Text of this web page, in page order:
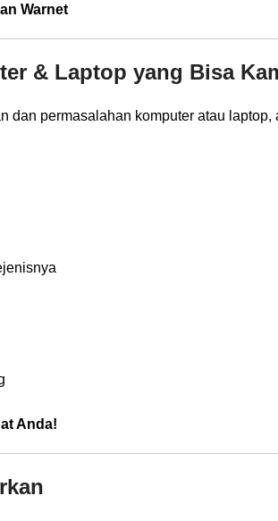
Warnet
& Laptop yang Bisa
dan permasalahan komputer atau laptop,
Anda!